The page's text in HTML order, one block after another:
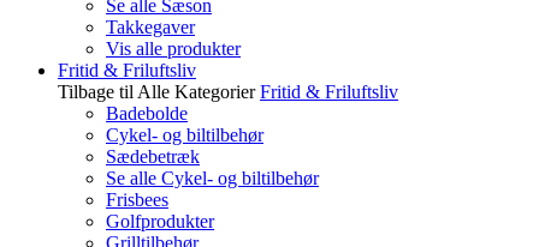
Se alle Sæson
Takkegaver
Vis alle produkter
Fritid & Friluftsliv
Tilbage til Alle Kategorier Fritid & Friluftsliv
Badebolde
Cykel- og biltilbehør
Sædebetræk
Se alle Cykel- og biltilbehør
Frisbees
Golfprodukter
Grilltilbehør